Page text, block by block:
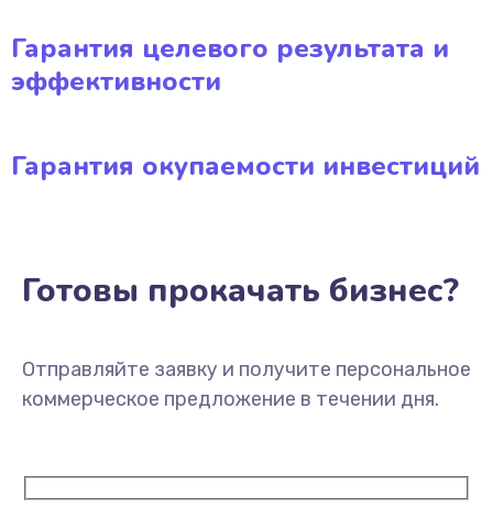
Гарантия целевого результата и
эффективности
Гарантия окупаемости инвестиций
Готовы прокачать бизнес?
Отправляйте заявку и получите персональное
коммерческое предложение в течении дня.